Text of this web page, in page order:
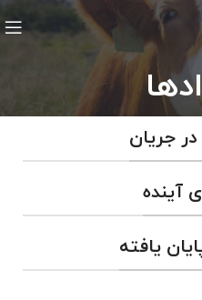
در جریان
آینده
یافته